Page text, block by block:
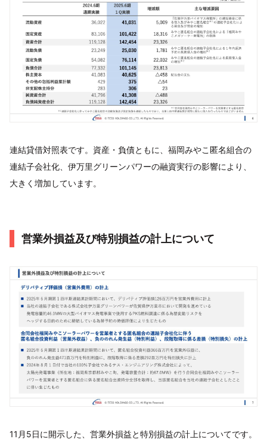
連結貸借対照表です。資産・負債ともに、福岡みやこ匿名組合の
連結子会社化、伊万里グリーンパワーの融資実行の影響により、
大きく増加しています。
営業外損益及び特別損益の計上について
11月5日に開示した、営業外損益と特別損益の計上についてです。